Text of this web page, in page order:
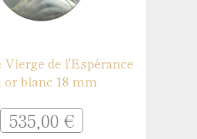
de l'Espérance
or blanc 18 mm
535,00 €